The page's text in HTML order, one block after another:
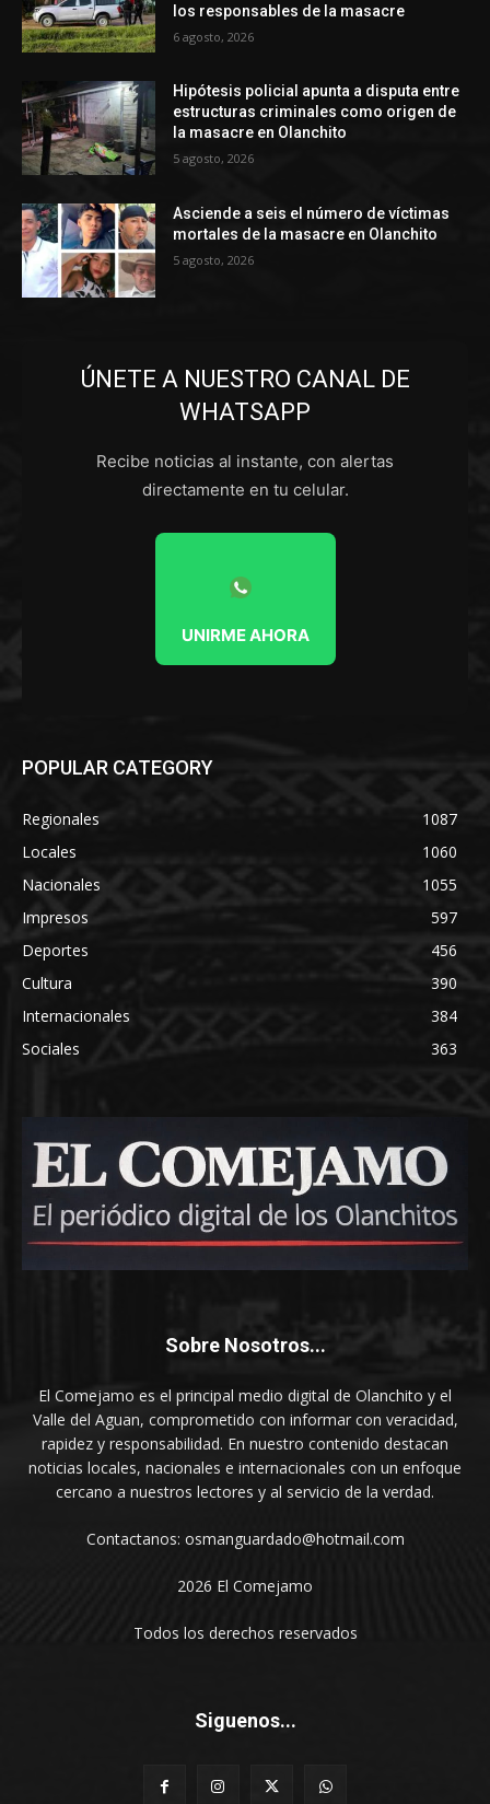
los responsables de la masacre
6 agosto, 2026
Hipótesis policial apunta a disputa entre
estructuras criminales como origen de
la masacre en Olanchito
5 agosto, 2026
Asciende a seis el número de víctimas
mortales de la masacre en Olanchito
5 agosto, 2026
ÚNETE A NUESTRO CANAL DE
WHATSAPP
Recibe noticias al instante, con alertas
directamente en tu celular.
UNIRME AHORA
POPULAR CATEGORY
Regionales
1087
Locales
1060
Nacionales
1055
Impresos
597
Deportes
456
Cultura
390
Internacionales
384
Sociales
363
Sobre Nosotros...
El Comejamo es el principal medio digital de Olanchito y el
Valle del Aguan, comprometido con informar con veracidad,
rapidez y responsabilidad. En nuestro contenido destacan
noticias locales, nacionales e internacionales con un enfoque
cercano a nuestros lectores y al servicio de la verdad.
Contactanos: osmanguardado@hotmail.com
2026 El Comejamo
Todos los derechos reservados
Siguenos...